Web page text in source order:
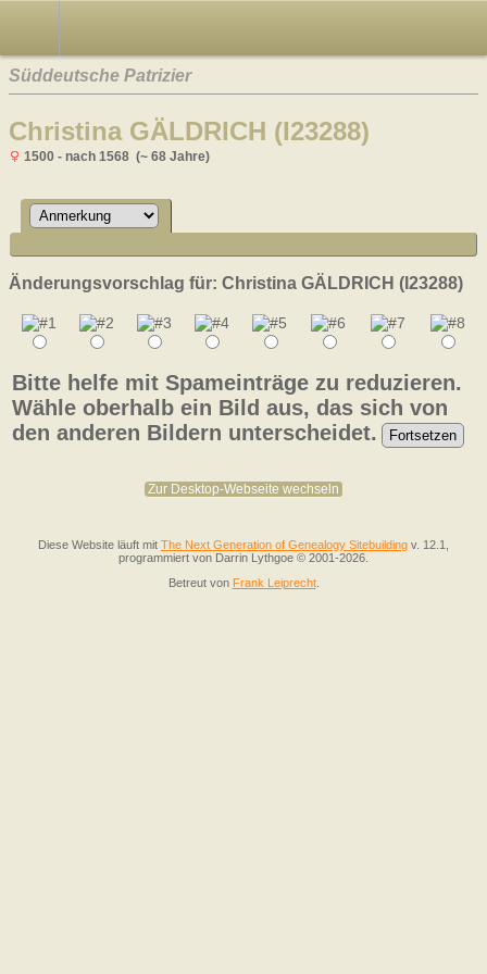
Süddeutsche Patrizier
Christina GÄLDRICH (I23288)
1500 - nach 1568 (~ 68 Jahre)
Änderungsvorschlag für: Christina GÄLDRICH (I23288)
Bitte helfe mit Spameinträge zu reduzieren.
Wähle oberhalb ein Bild aus, das sich von
den anderen Bildern unterscheidet.
Zur Desktop-Webseite wechseln
Diese Website läuft mit The Next Generation of Genealogy Sitebuilding v. 12.1,
programmiert von Darrin Lythgoe © 2001-2026.
Betreut von Frank Leiprecht.